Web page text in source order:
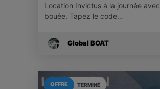
Location Invictus à la journée avec
bouée. Tapez le code…
Global BOAT
TERMINÉ
OFFRE